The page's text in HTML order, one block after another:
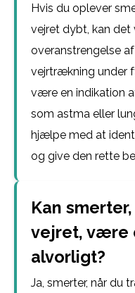
Hvis du oplever
vejret dybt, kan
overanstrengelse
vejrtrækning under
være en indikation
som astma eller
hjælpe med at
og give den rette
Kan
vejret, være
alvorligt?
Ja, smerter, når du